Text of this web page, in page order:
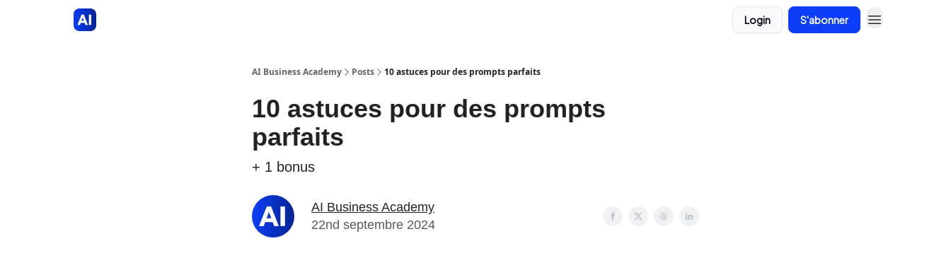
Login S'abonner
AI Business Academy Posts 10 astuces pour des prompts parfaits
10 astuces pour des prompts
parfaits
+ 1 bonus
AI Business Academy
22nd septembre 2024